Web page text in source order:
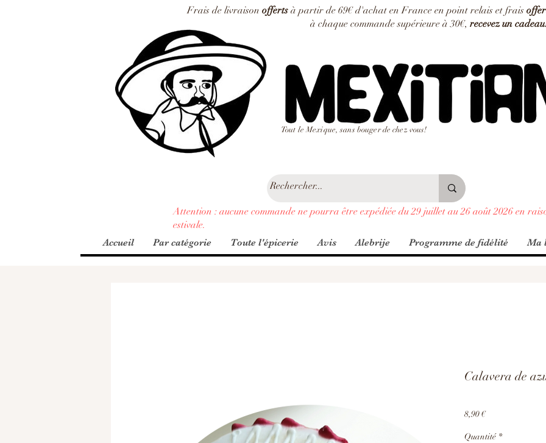
Tout le Mexique, sans bouger de chez vous!
Frais de livraison offerts à partir de 69€ d'achat en France en point relais et frais
à chaque commande supérieure à 30€, recevez un
Attention : aucune commande ne pourra être expédiée du 29 juillet au 26 août 2026 en
estivale.
Accueil Par catégorie Toute l'épicerie Avis Alebrije Programme de fidélité Ma
Calavera de
8,90 €Prix
Quantité *